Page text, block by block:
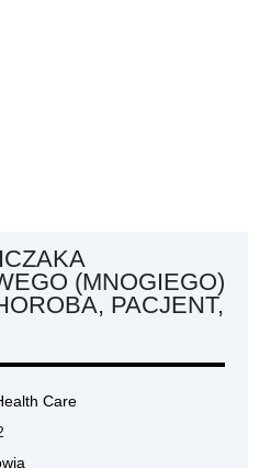
(MNOGIEGO)
PACJENT,
Care